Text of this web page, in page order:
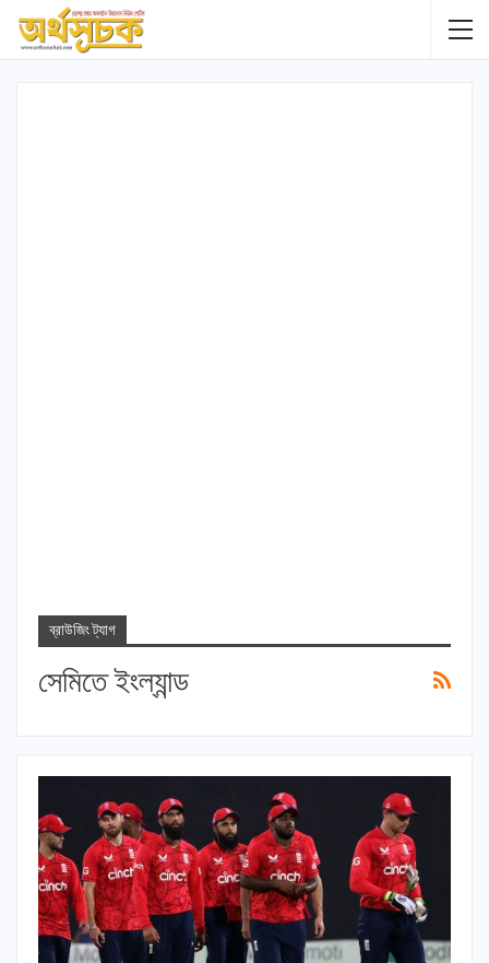
ব্রাউজিং ট্যাগ
সেমিতে ইংল্যান্ড